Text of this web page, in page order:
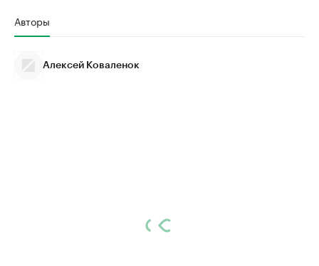
Авторы
Алексей Коваленок